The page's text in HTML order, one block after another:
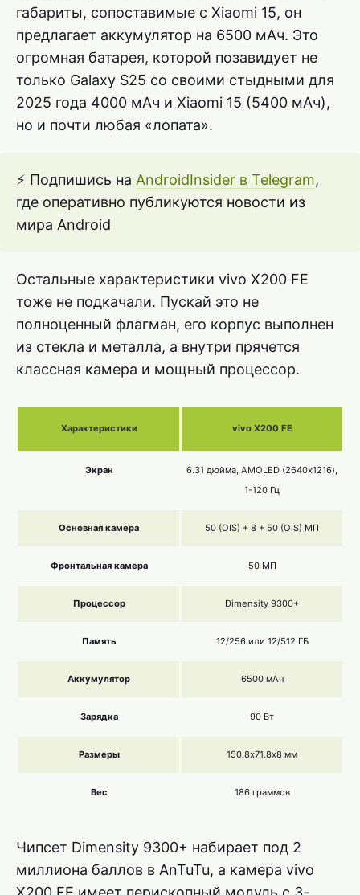
габариты, сопоставимые с Xiaomi 15, он
предлагает аккумулятор на 6500 мАч. Это
огромная батарея, которой позавидует не
только Galaxy S25 со своими стыдными для
2025 года 4000 мАч и Xiaomi 15 (5400 мАч),
но и почти любая «лопата».
⚡ Подпишись на AndroidInsider в Telegram,
где оперативно публикуются новости из
мира Android
Остальные характеристики vivo X200 FE
тоже не подкачали. Пускай это не
полноценный флагман, его корпус выполнен
из стекла и металла, а внутри прячется
классная камера и мощный процессор.
Характеристики vivo X200 FE
Экран
6.31 дюйма, AMOLED (2640х1216),
1-120 Гц
Основная камера 50 (OIS) + 8 + 50 (OIS) МП
Фронтальная камера 50 МП
Процессор Dimensity 9300+
Память 12/256 или 12/512 ГБ
Аккумулятор 6500 мАч
Зарядка 90 Вт
Размеры 150.8х71.8х8 мм
Вес 186 граммов
Чипсет Dimensity 9300+ набирает под 2
миллиона баллов в AnTuTu, а камера vivo